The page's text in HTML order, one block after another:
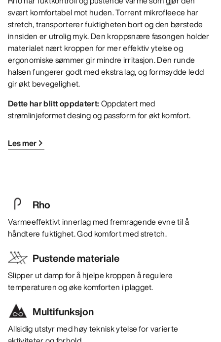
svært komfortabel mot huden. Torrent mikrofleece har
stretch, transporterer fuktigheten bort og den børstede
innsiden er utrolig myk. Den kroppsnære fasongen holder
materialet nært kroppen for mer effektiv ytelse og
ergonomiske sømmer gir mindre irritasjon. Den runde
halsen fungerer godt med ekstra lag, og formsydde ledd
gir økt bevegelighet.
Dette har blitt oppdatert: Oppdatert med
strømlinjeformet desing og passform for økt komfort.
Les mer
Rho
Varmeeffektivt innerlag med fremragende evne til å
håndtere fuktighet. God komfort med stretch.
Pustende materiale
Slipper ut damp for å hjelpe kroppen å regulere
temperaturen og øke komforten i plagget.
Multifunksjon
Allsidig utstyr med høy teknisk ytelse for varierte